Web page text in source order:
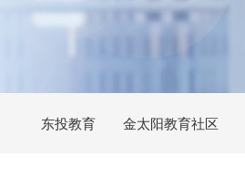
东投教育 金太阳教育社区